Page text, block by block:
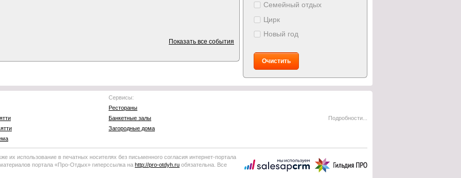
Показать все события
Семейный отдых
Цирк
Новый год
Очистить
Сервисы:
Рестораны
Банкетные залы
Загородные дома
Подробности...
их использование в печатных носителях без письменного согласия интернет-портала
портала «Про-Отдых» гиперссылка на http://pro-otdyh .ru обязательна. Все